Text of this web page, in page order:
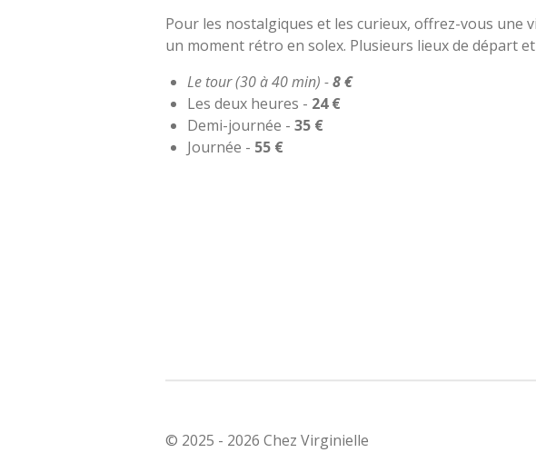
Pour les nostalgiques et les curieux, offrez-vous une
un moment rétro en solex. Plusieurs lieux de départ
Le tour (30 à 40 min) -8 €
Les deux heures - 24 €
Demi-journée - 35 €
Journée - 55 €
© 2025 - 2026 Chez Virginielle